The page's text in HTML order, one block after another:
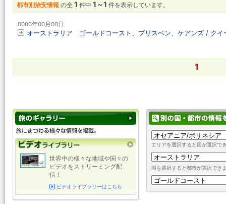
都市別治安情報 の全 1 件中 1～1 件を表示しています。
0000年00月00日
オーストラリア ゴールドコースト、ブリスベン、ケアンズ / クイ
1
エリアを選択すると国が選択で
国を選択すると都市が選択でき
世界中の様々な地域や国々の
ビデオをストリーミング配
信！
ビデオライブラリーはこちら